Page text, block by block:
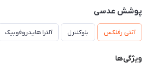
پوشش عدسی
آنتی رفلکس بلوکنترل آلترا هایدروفوبیک
ویژگی‌ها